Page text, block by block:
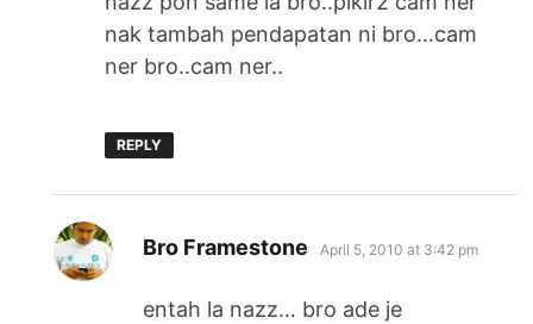
nak tambah pendapatan ni bro…cam
ner bro..cam ner..
REPLY
Bro Framestone says:
April 5, 2010 at 3:42 pm
entah la nazz… bro ade je